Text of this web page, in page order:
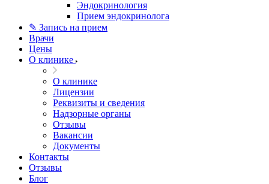
Эндокринология
Прием эндокринолога
✎ Запись на прием
Врачи
Цены
О клинике
О клинике
Лицензии
Реквизиты и сведения
Надзорные органы
Отзывы
Вакансии
Документы
Контакты
Отзывы
Блог